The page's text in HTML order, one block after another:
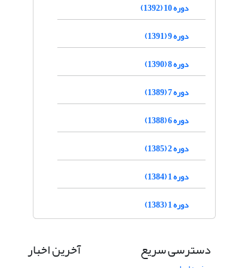
دوره 10 (1392)
دوره 9 (1391)
دوره 8 (1390)
دوره 7 (1389)
دوره 6 (1388)
دوره 2 (1385)
دوره 1 (1384)
دوره 1 (1383)
دسترسی سریع آخرین اخبار